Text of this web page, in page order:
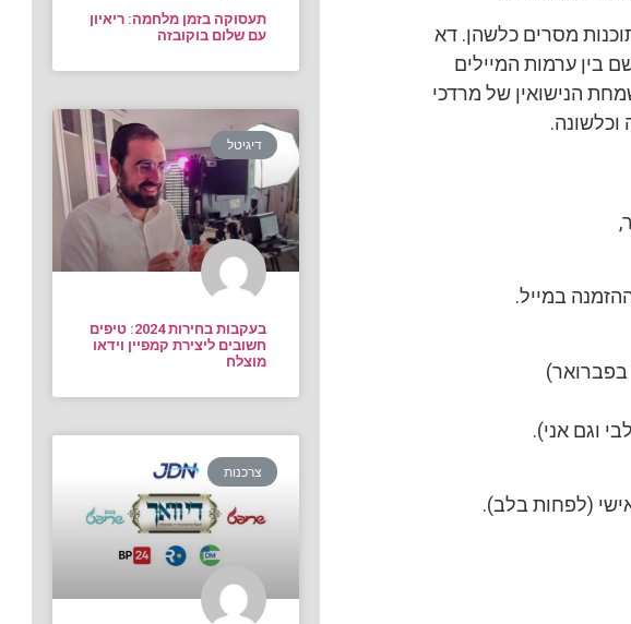
מסרים כלשהן. דא
בין ערמות המיילים
הנישואין של מרדכי
וכלשונה.
במייל.
וגם אני).
(לפחות בלב).
תעסוקה בזמן מלחמה: ריאיון
עם שלום בוקובזה
דיגיטל
בעקבות בחירות 2024: טיפים
חשובים ליצירת קמפיין וידאו
מוצלח
צרכנות